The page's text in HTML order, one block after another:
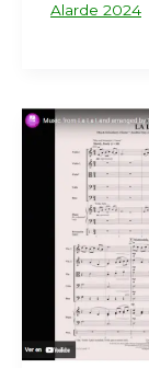
Alarde 2024